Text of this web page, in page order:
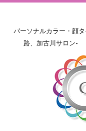
パーソナルカラー・
路、加古川サロ